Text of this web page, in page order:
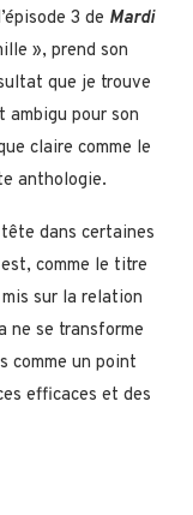
3 de Mardi
», prend son
que je trouve
ambigu pour son
claire comme le
anthologie.
dans certaines
comme le titre
sur la relation
ne se transforme
comme un point
efficaces et des